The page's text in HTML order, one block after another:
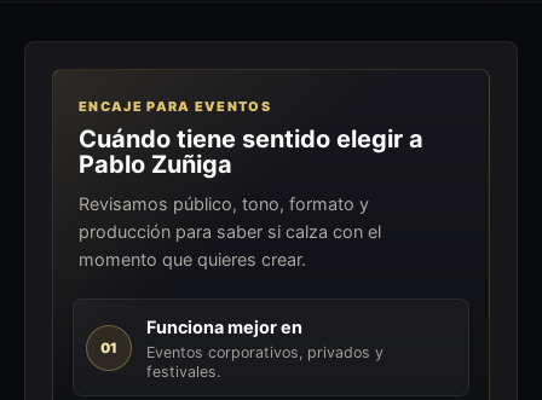
ENCAJE PARA EVENTOS
Cuándo tiene sentido elegir a
Pablo Zuñiga
Revisamos público, tono, formato y
producción para saber si calza con el
momento que quieres crear.
01
Funciona mejor en
Eventos corporativos, privados y
festivales.